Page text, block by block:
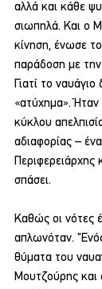
αλλά και κάθε
σιωπηλά. Και ο
κίνηση, ένωσε
παράδοση με την
Γιατί το
«ατύχημα».
κύκλου
αδιαφορίας –
σπάσει.
Καθώς οι νότες
απλωνόταν.
θύματα του
Μουτζούρης και